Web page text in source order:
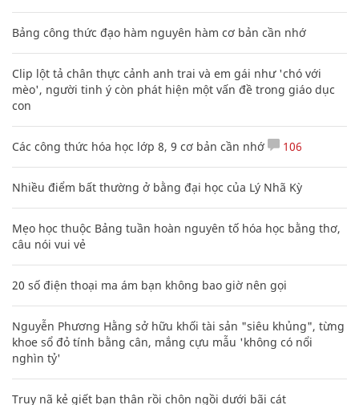
Bảng công thức đạo hàm nguyên hàm cơ bản cần nhớ
Clip lột tả chân thực cảnh anh trai và em gái như 'chó với
mèo', người tinh ý còn phát hiện một vấn đề trong giáo dục
con
Các công thức hóa học lớp 8, 9 cơ bản cần nhớ 106
Nhiều điểm bất thường ở bằng đại học của Lý Nhã Kỳ
Mẹo học thuộc Bảng tuần hoàn nguyên tố hóa học bằng thơ,
câu nói vui vẻ
20 số điện thoại ma ám bạn không bao giờ nên gọi
Nguyễn Phương Hằng sở hữu khối tài sản "siêu khủng", từng
khoe sổ đỏ tính bằng cân, mắng cựu mẫu 'không có nổi
nghìn tỷ'
Truy nã kẻ giết bạn thân rồi chôn ngồi dưới bãi cát